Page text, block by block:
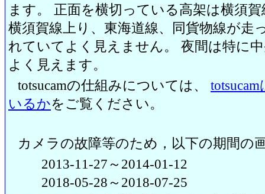
ます。 正面を横切っている高架は横須
横須賀線上り、東海道線、同貨物線が走
れていてよく見えません。 夜間は特に
よく見えます。
totsucamの仕組みについては、
いるかをご覧ください。
カメラの故障等のため，以下の期間の
2013-11-27～2014-01-12
2018-05-28～2018-07-25